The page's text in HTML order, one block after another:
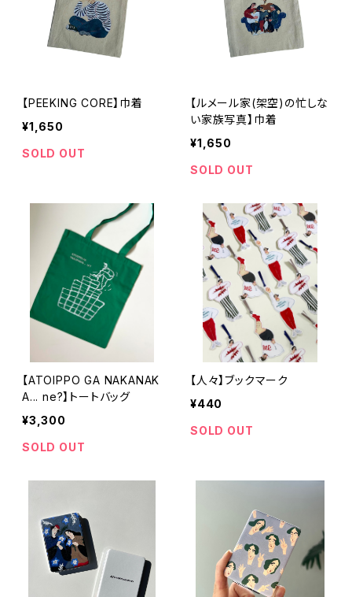
【PEEKING CORE】巾着
¥1,650
SOLD OUT
【ルメール家(架空)の忙しな
い家族写真】巾着
¥1,650
SOLD OUT
【ATOIPPO GA NAKANAK
A... ne?】トートバッグ
¥3,300
SOLD OUT
【人々】ブックマーク
¥440
SOLD OUT